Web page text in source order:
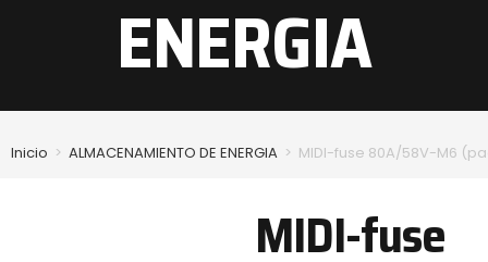
ENERGIA
Inicio > ALMACENAMIENTO DE ENERGIA > MIDI-fuse 80A/58V-M6
MIDI-fuse